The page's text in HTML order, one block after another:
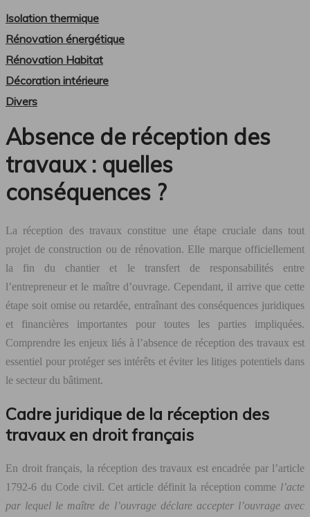
Isolation thermique
Rénovation énergétique
Rénovation Habitat
Décoration intérieure
Divers
Absence de réception des
travaux : quelles
conséquences ?
La réception des travaux constitue une étape cruciale dans tout
projet de construction ou de rénovation. Elle marque officiellement
la fin du chantier et le transfert de responsabilités entre
l’entrepreneur et le maître d’ouvrage. Cependant, il arrive que cette
étape soit omise ou retardée, entraînant des conséquences juridiques
et financières importantes pour toutes les parties impliquées.
Comprendre les enjeux liés à l’absence de réception des travaux est
essentiel pour protéger ses intérêts et éviter les litiges potentiels dans
le secteur du bâtiment.
Cadre juridique de la réception des
travaux en droit français
En droit français, la réception des travaux est encadrée par l’article
1792-6 du Code civil. Cet article définit la réception comme l’acte
par lequel le maître de l’ouvrage déclare accepter l’ouvrage avec